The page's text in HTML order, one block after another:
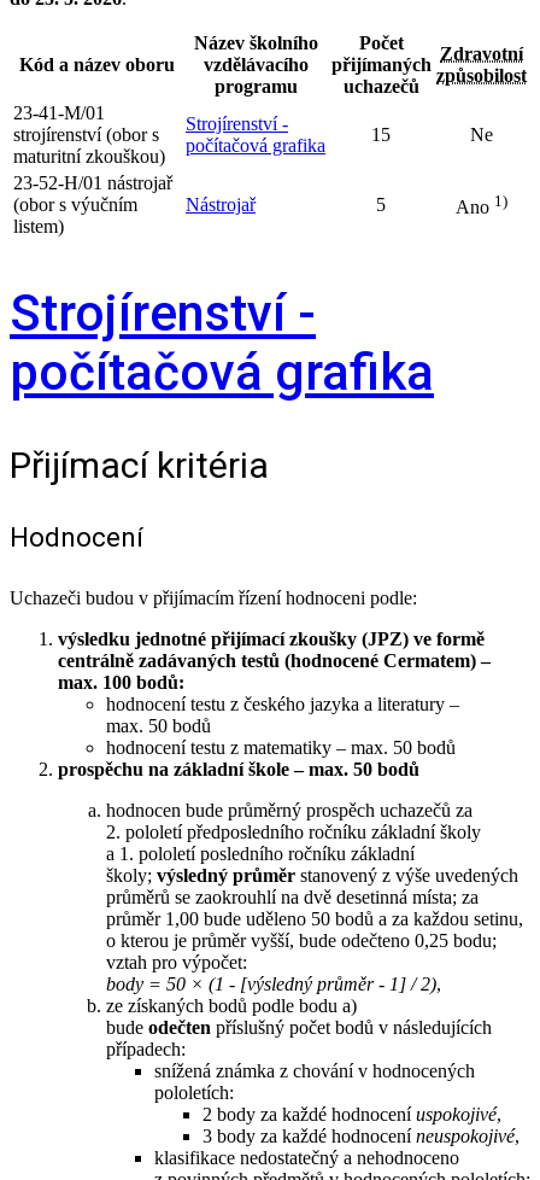
Kód a název oboru
Název školního
vzdělávacího
programu
Počet
přijímaných
uchazečů
Zdravotní
způsobilost
23‑41‑M/01
strojírenství (obor s
maturitní zkouškou)
Strojírenství -
počítačová grafika
15 Ne
23‑52‑H/01 nástrojař
(obor s výučním
listem)
Nástrojař 5 Ano 1)
Strojírenství -
počítačová grafika
Přijímací kritéria
Hodnocení
Uchazeči budou v přijímacím řízení hodnoceni podle:
výsledku jednotné přijímací zkoušky (JPZ) ve formě
centrálně zadávaných testů (hodnocené Cermatem) –
max. 100 bodů:
hodnocení testu z českého jazyka a literatury –
max. 50 bodů
hodnocení testu z matematiky – max. 50 bodů
prospěchu na základní škole – max. 50 bodů
hodnocen bude průměrný prospěch uchazečů za
2. pololetí předposledního ročníku základní školy
a 1. pololetí posledního ročníku základní
školy; výsledný průměr stanovený z výše uvedených
průměrů se zaokrouhlí na dvě desetinná místa; za
průměr 1,00 bude uděleno 50 bodů a za každou setinu,
o kterou je průměr vyšší, bude odečteno 0,25 bodu;
vztah pro výpočet:
body = 50 × (1 - [výsledný průměr - 1] / 2),
ze získaných bodů podle bodu a)
bude odečten příslušný počet bodů v následujících
případech:
snížená známka z chování v hodnocených
pololetích:
2 body za každé hodnoceníuspokojivé,
3 body za každé hodnoceníneuspokojivé,
klasifikace nedostatečný a nehodnoceno